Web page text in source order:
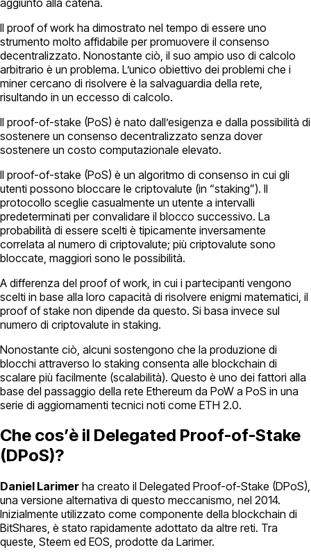
Il proof of work ha dimostrato nel tempo di essere uno
strumento molto affidabile per promuovere il consenso
decentralizzato. Nonostante ciò, il suo ampio uso di calcolo
arbitrario è un problema. L’unico obiettivo dei problemi che i
miner cercano di risolvere è la salvaguardia della rete,
risultando in un eccesso di calcolo.
Il proof-of-stake (PoS) è nato dall’esigenza e dalla possibilità di
sostenere un consenso decentralizzato senza dover
sostenere un costo computazionale elevato.
Il proof-of-stake (PoS) è un algoritmo di consenso in cui gli
utenti possono bloccare le criptovalute (in “staking”). Il
protocollo sceglie casualmente un utente a intervalli
predeterminati per convalidare il blocco successivo. La
probabilità di essere scelti è tipicamente inversamente
correlata al numero di criptovalute; più criptovalute sono
bloccate, maggiori sono le possibilità.
A differenza del proof of work, in cui i partecipanti vengono
scelti in base alla loro capacità di risolvere enigmi matematici, il
proof of stake non dipende da questo. Si basa invece sul
numero di criptovalute in staking.
Nonostante ciò, alcuni sostengono che la produzione di
blocchi attraverso lo staking consenta alle blockchain di
scalare più facilmente (scalabilità). Questo è uno dei fattori alla
base del passaggio della rete Ethereum da PoW a PoS in una
serie di aggiornamenti tecnici noti come ETH 2.0.
Che cos’è il Delegated Proof-of-Stake
(DPoS)?
Daniel Larimer ha creato il Delegated Proof-of-Stake (DPoS),
una versione alternativa di questo meccanismo, nel 2014.
Inizialmente utilizzato come componente della blockchain di
BitShares, è stato rapidamente adottato da altre reti. Tra
queste, Steem ed EOS, prodotte da Larimer.